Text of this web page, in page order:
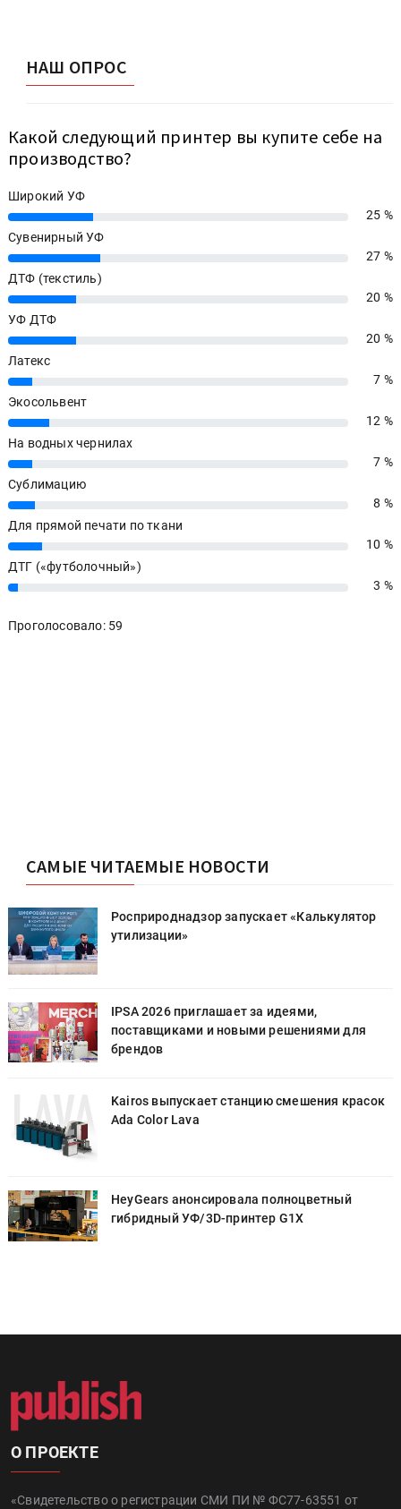
НАШ ОПРОС
Какой следующий принтер вы купите себе на
производство?
Широкий УФ
25%
25 %
Сувенирный УФ
27%
27 %
ДТФ (текстиль)
20%
20 %
УФ ДТФ
20%
20 %
Латекс
7%
7 %
Экосольвент
12%
12 %
На водных чернилах
7%
7 %
Сублимацию
8%
8 %
Для прямой печати по ткани
10%
10 %
ДТГ («футболочный»)
3% 3 %
Проголосовало: 59
САМЫЕ ЧИТАЕМЫЕ НОВОСТИ
Росприроднадзор запускает «Калькулятор
утилизации»
IPSA 2026 приглашает за идеями,
поставщиками и новыми решениями для
брендов
Kairos выпускает станцию смешения красок
Ada Color Lava
HeyGears анонсировала полноцветный
гибридный УФ/3D-принтер G1X
О ПРОЕКТЕ
«Свидетельство о регистрации СМИ ПИ № ФС77-63551 от